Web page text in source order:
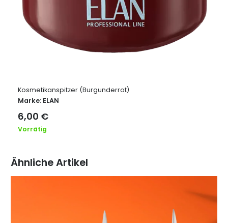
Kosmetikanspitzer (Burgunderrot)
Marke: ELAN
6,00 €
Vorrätig
Ähnliche Artikel